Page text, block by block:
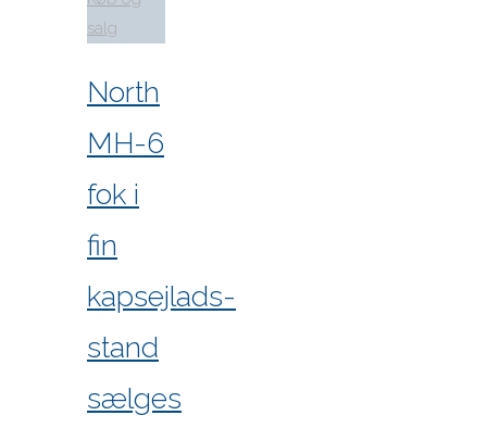
salg
North
MH-6
fok i
fin
kapsejlads-
stand
sælges